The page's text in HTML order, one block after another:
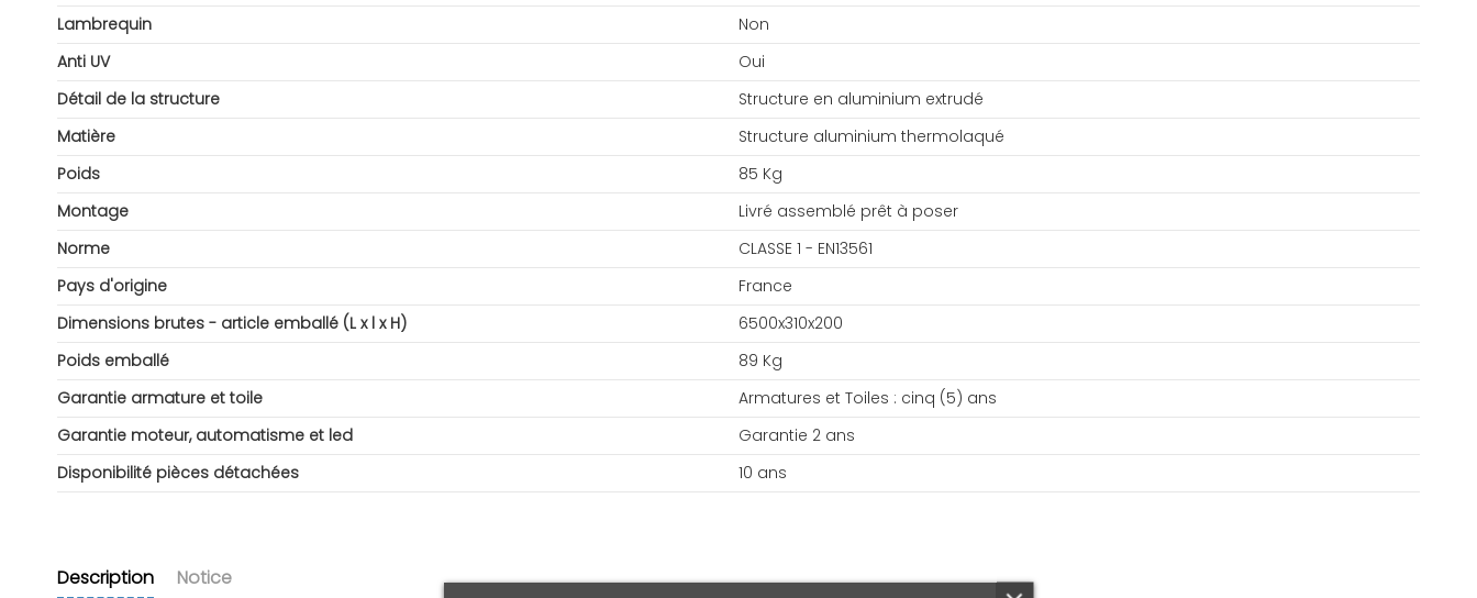
Lambrequin
Non
Anti UV
Oui
Détail de la structure
Structure en aluminium extrudé
Matière
Structure aluminium thermolaqué
Poids
85 Kg
Montage
Livré assemblé prêt à poser
Norme
CLASSE 1 - EN13561
Pays d'origine
France
Dimensions brutes - article emballé (L x l x H)
6500x310x200
Poids emballé
89 Kg
Garantie armature et toile
Armatures et Toiles : cinq (5) ans
Garantie moteur, automatisme et led
Garantie 2 ans
Disponibilité pièces détachées
10 ans
Description Notice